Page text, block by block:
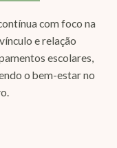
com foco na
e relação
escolares,
o bem-estar no